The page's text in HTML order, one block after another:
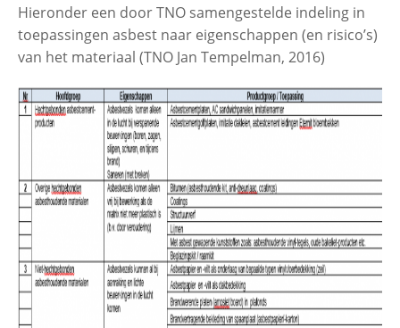
Hieronder een door TNO samengestelde indeling in
toepassingen asbest naar eigenschappen (en risico’s)
van het materiaal (TNO Jan Tempelman, 2016)